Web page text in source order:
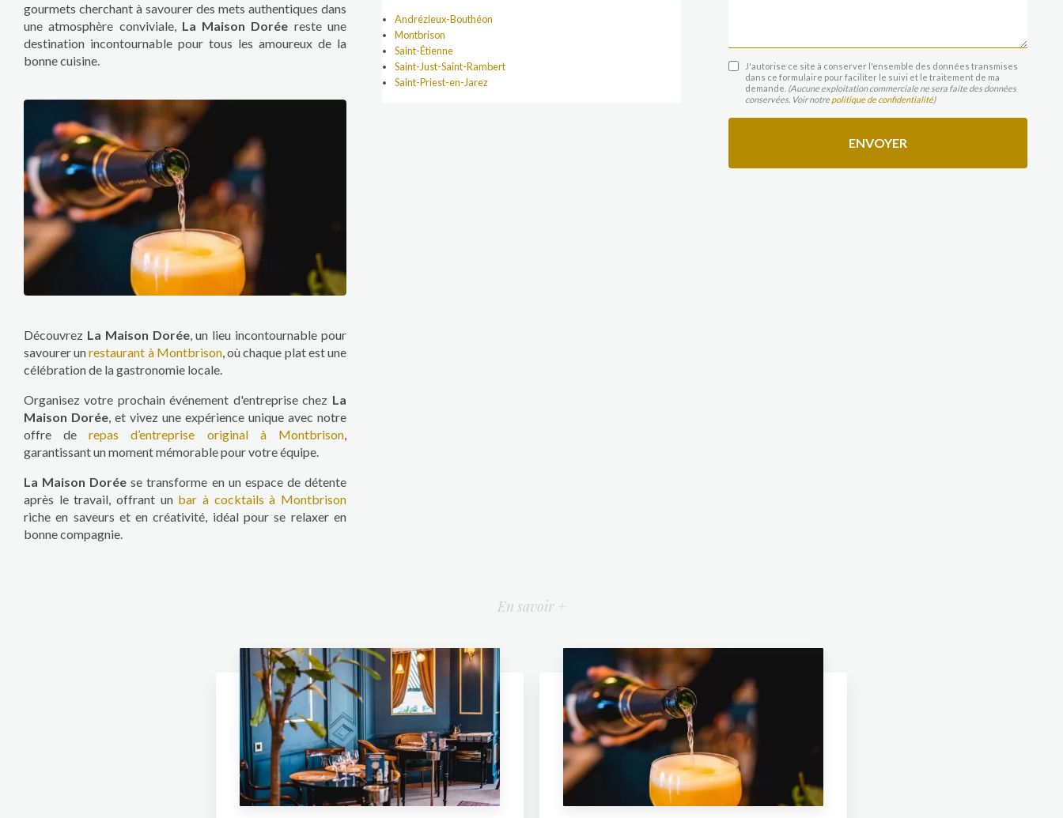
gourmets cherchant à savourer des mets authentiques dans
une atmosphère conviviale, La Maison Dorée reste une
destination incontournable pour tous les amoureux de la
bonne cuisine.
Découvrez La Maison Dorée, un lieu incontournable pour
savourer unrestaurant à Montbrison, où chaque plat est une
célébration de la gastronomie locale.
Organisez votre prochain événement d'entreprise chez La
Maison Dorée , et vivez une expérience unique avec notre
offre derepas d’entreprise original à Montbrison,
garantissant un moment mémorable pour votre équipe.
La Maison Dorée se transforme en un espace de détente
après le travail, offrant un bar à cocktails à Montbrison
riche en saveurs et en créativité, idéal pour se relaxer en
bonne compagnie.
Andrézieux-Bouthéon
Montbrison
Saint-Étienne
Saint-Just-Saint-Rambert
Saint-Priest-en-Jarez
J'autorise ce site à conserver l'ensemble des données transmises
dans ce formulaire pour faciliter le suivi et le traitement de ma
demande. (Aucune exploitation commerciale ne sera faite des données
conservées. Voir notre politique de confidentialité)
En savoir +